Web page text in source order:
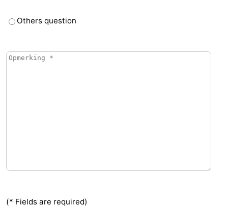
Others question
(* Fields are required)